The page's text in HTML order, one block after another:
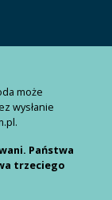
może
wysłanie
Państwa
trzeciego